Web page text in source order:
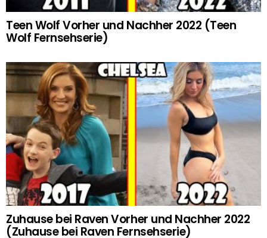
Teen Wolf Vorher und Nachher 2022 (Teen
Wolf Fernsehserie)
Zuhause bei Raven Vorher und Nachher 2022
(Zuhause bei Raven Fernsehserie)